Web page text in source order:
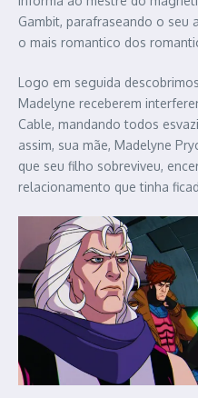
Gambit, parafraseando o seu
o mais romantico dos
Logo em seguida
Madelyne receberem
Cable, mandando todos
assim, sua mãe, Madelyne
que seu filho sobreviveu,
relacionamento que tinha